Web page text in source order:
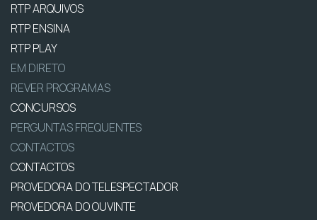
RTP ARQUIVOS
RTP ENSINA
RTP PLAY
EM DIRETO
REVER PROGRAMAS
CONCURSOS
PERGUNTAS FREQUENTES
CONTACTOS
CONTACTOS
PROVEDORA DO TELESPECTADOR
PROVEDORA DO OUVINTE